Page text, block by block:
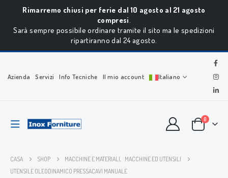
Rimarremo chiusi per ferie dal 10 agosto al 21 agosto
compresi.
Sarà sempre possibile ordinare tramite il sito ma le spedizioni
ripartiranno dal 24 agosto.
Azienda Servizi Info Tecniche Il mio account Italiano
0
CASA SHOP MACCHINE E MATERIALI, MACCHINE ED UTENSILI
UTENSILE OLEODINAMICO PRESSACAVI MANUALE